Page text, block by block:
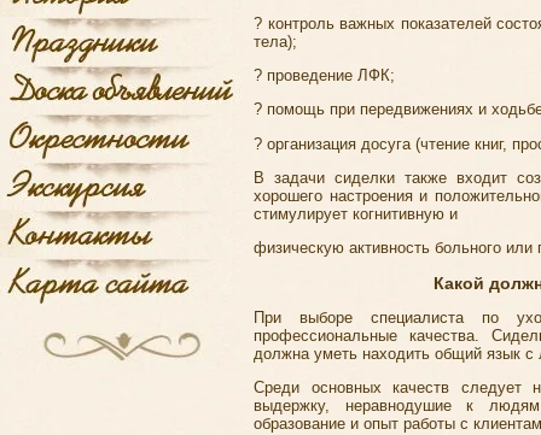
? контроль важных показателей
тела);
? проведение ЛФК;
? помощь при передвижениях и
? организация досуга (чтение книг,
В задачи сиделки также входит
хорошего настроения и
стимулирует когнитивную и
физическую активность больного или
Какой
При выборе специалиста по
профессиональные качества.
должна уметь находить общий язык
Среди основных качеств следует
выдержку, неравнодушие к
образование и опыт работы с